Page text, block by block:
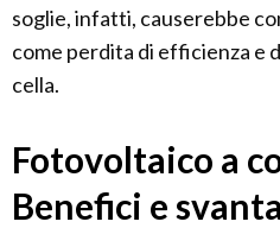
soglie, infatti, causerebbe
come perdita di efficienza e
cella.
Fotovoltaico a
Benefici e